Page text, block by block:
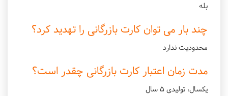
بله
چند بار می توان کارت بازرگانی را تهدید کرد؟
محدودیت ندارد
مدت زمان اعتبار کارت بازرگانی چقدر است؟
يكسال، تولیدی 5 سال